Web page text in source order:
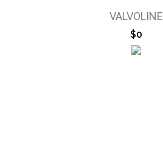
VALVOLINE
$0